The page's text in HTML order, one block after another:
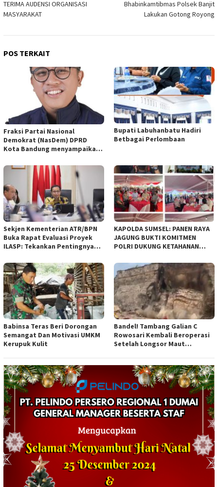
TERIMA AUDENSI ORGANISASI
MASYARAKAT
Bhabinkamtibmas Polsek Banjit
Lakukan Gotong Royong
POS TERKAIT
Fraksi Partai Nasional
Demokrat (NasDem) DPRD
Kota Bandung menyampaikan
empat Rancangan Peraturan
Daerah (Raperda) yang
diajukan Pemerintah Kota
Bandung
Bupati Labuhanbatu Hadiri
Betbagai Perlombaan
Sekjen Kementerian ATR/BPN
Buka Rapat Evaluasi Proyek
ILASP: Tekankan Pentingnya
Anggaran
KAPOLDA SUMSEL: PANEN RAYA
JAGUNG BUKTI KOMITMEN
POLRI DUKUNG KETAHANAN
Babinsa Teras Beri Dorongan
Semangat Dan Motivasi UMKM
Kerupuk Kulit
Bandel! Tambang Galian C
Rowosari Kembali Beroperasi
Setelah Longsor Maut